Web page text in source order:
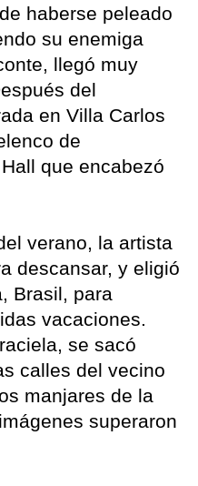
haberse peleado
su enemiga
llegó muy
del
en Villa Carlos
de
que encabezó
verano, la artista
descansar, y eligió
Brasil, para
vacaciones.
se sacó
calles del vecino
manjares de la
superaron